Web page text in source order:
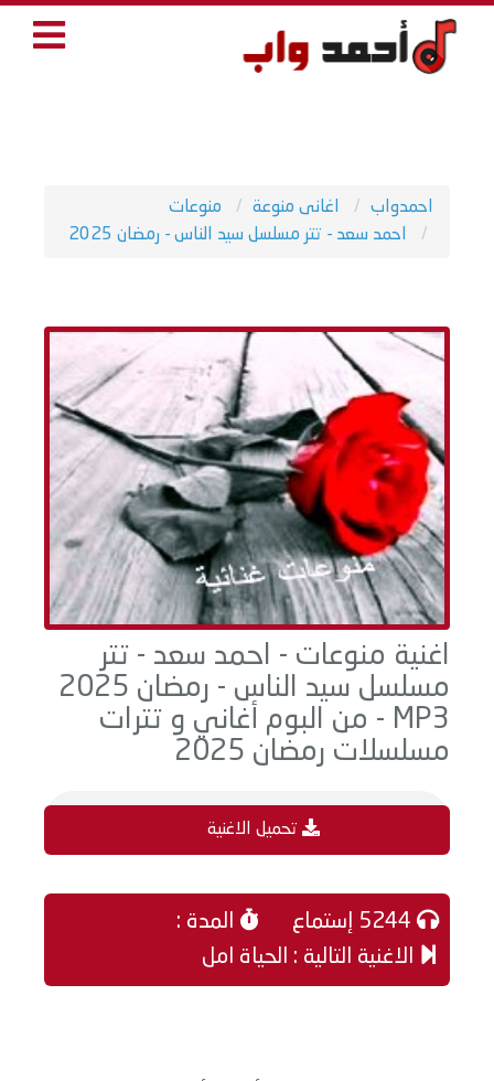
احمدواب اغانى منوعة
منوعات
احمد سعد - تتر مسلسل سيد الناس - رمضان 2025
اغنية منوعات - احمد سعد - تتر
مسلسل سيد الناس - رمضان 2025
MP3 - من البوم أغاني و تترات
مسلسلات رمضان 2025
تحميل الاغنية
المدة :
الاغنية التالية : الحياة امل